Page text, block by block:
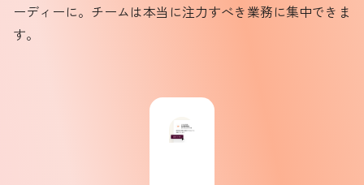
ーディーに。チームは本当に注力すべき業務に集中できま
す。